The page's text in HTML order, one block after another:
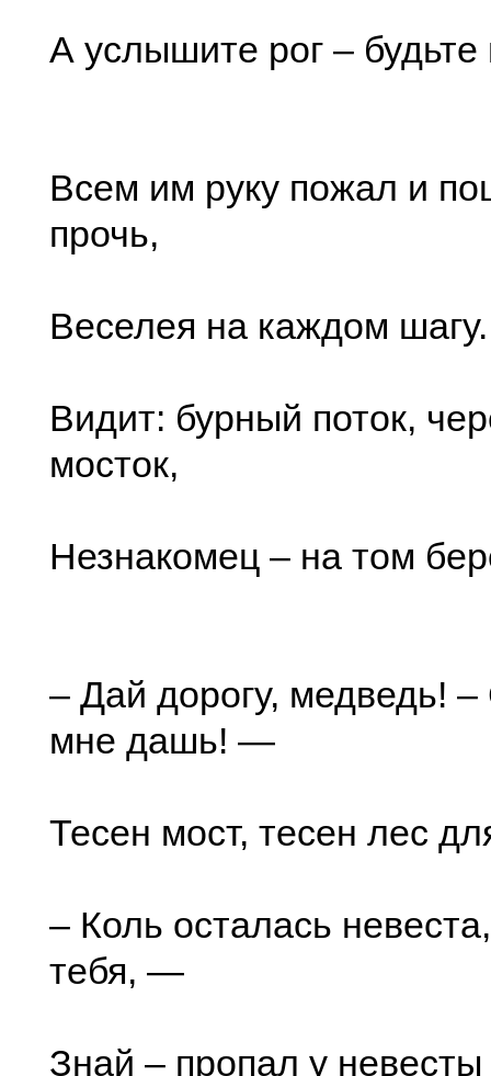
А услышите рог – будьте
Всем им руку пожал и
прочь,
Веселея на каждом шагу.
Видит: бурный поток,
мосток,
Незнакомец – на том
– Дай дорогу, медведь!
мне дашь! —
Тесен мост, тесен лес
– Коль осталась
тебя, —
Знай – пропал у